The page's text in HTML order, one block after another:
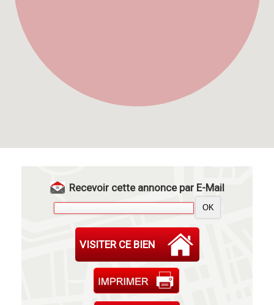
Recevoir cette annonce par E-Mail
VISITER CE BIEN